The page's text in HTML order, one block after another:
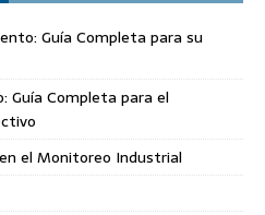
Guía Completa para su
Guía Completa para el
el Monitoreo Industrial